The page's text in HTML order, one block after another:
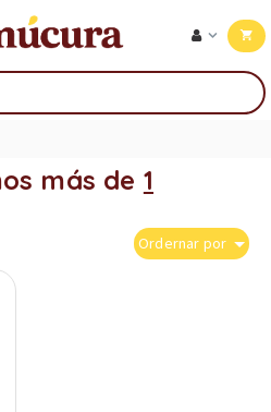
más de 1
Ordernar por